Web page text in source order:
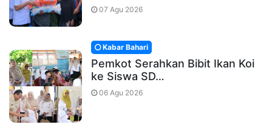
07 Agu 2026
Kabar Bahari
Pemkot Serahkan Bibit Ikan Koi
ke Siswa SD…
06 Agu 2026